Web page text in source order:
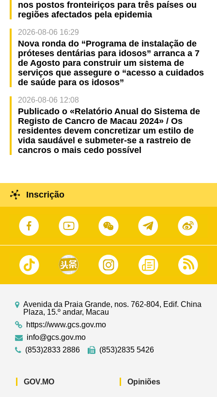
nos postos fronteiriços para três países ou
regiões afectados pela epidemia
2026-08-06 16:29
Nova ronda do “Programa de instalação de
próteses dentárias para idosos” arranca a 7
de Agosto para construir um sistema de
serviços que assegure o “acesso a cuidados
de saúde para os idosos”
2026-08-06 12:08
Publicado o «Relatório Anual do Sistema de
Registo de Cancro de Macau 2024» / Os
residentes devem concretizar um estilo de
vida saudável e submeter-se a rastreio de
cancros o mais cedo possível
Inscrição
Avenida da Praia Grande, nos. 762-804, Edif. China
Plaza, 15.º andar, Macau
https://www.gcs.gov.mo
info@gcs.gov.mo
(853)2833 2886
(853)2835 5426
GOV.MO Opiniões